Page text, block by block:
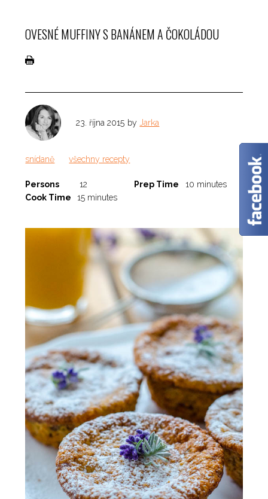
OVESNÉ MUFFINY S BANÁNEM A ČOKOLÁDOU
23. října 2015 by Jarka
snídaně všechny recepty
Persons 12 Prep Time
10 minutes
Cook Time
15 minutes